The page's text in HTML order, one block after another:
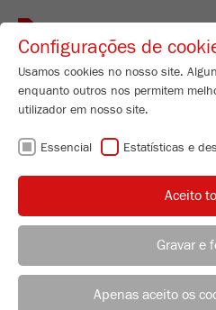
Configurações de
Usamos cookies no nosso site.
enquanto outros nos permitem
utilizador em nosso site.
Essencial Estatísticas e
Aceito
Gravar e
Apenas aceito os
ACONSELHAMENTO DE APLICAÇÃO
15.4030.00
CARACTERISTICAS TÉCNICAS
DADOS TÉCNICOS